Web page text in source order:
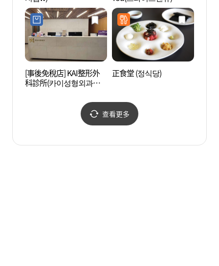
[事後免稅店] KAI整形外
科診所(카이성형외과의
正食堂 (정식당)
查看更多